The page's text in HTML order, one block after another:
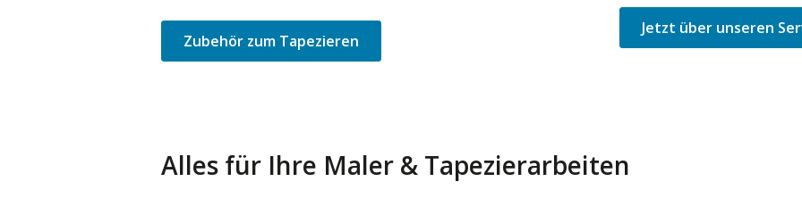
Zubehör zum Tapezieren
Jetzt über unseren
Alles für Ihre Maler & Tapezierarbeiten